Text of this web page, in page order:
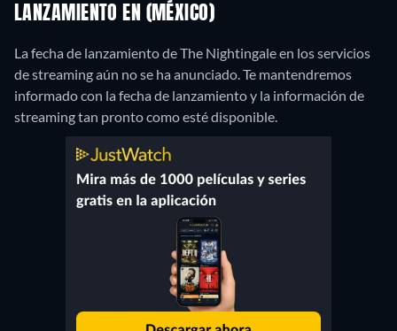
LANZAMIENTO EN (MÉXICO)
La fecha de lanzamiento de The Nightingale en los servicios
de streaming aún no se ha anunciado. Te mantendremos
informado con la fecha de lanzamiento y la información de
streaming tan pronto como esté disponible.